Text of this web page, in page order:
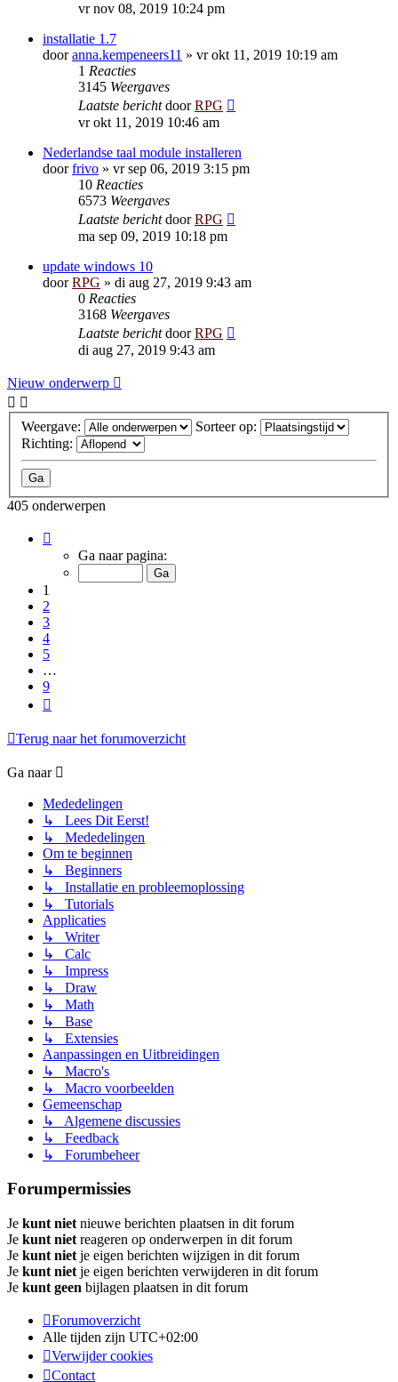
vr nov 08, 2019 10:24 pm
installatie 1.7
dooranna.kempeneers11 » vr okt 11, 2019 10:19 am
1 Reacties
3145 Weergaves
Laatste berichtdoorRPG
vr okt 11, 2019 10:46 am
Nederlandse taal module installeren
doorfrivo » vr sep 06, 2019 3:15 pm
10 Reacties
6573 Weergaves
Laatste berichtdoorRPG
ma sep 09, 2019 10:18 pm
update windows 10
doorRPG » di aug 27, 2019 9:43 am
0 Reacties
3168 Weergaves
Laatste berichtdoorRPG
di aug 27, 2019 9:43 am
Nieuw onderwerp
Weergave:
Sorteer op:
Richting:
405 onderwerpen
van
Ga naar pagina:
1
2
3
4
5
…
9
Terug naar het forumoverzicht
Ga naar
Mededelingen
↳ Lees Dit Eerst!
↳ Mededelingen
Om te beginnen
↳ Beginners
↳ Installatie en probleemoplossing
↳ Tutorials
Applicaties
↳ Writer
↳ Calc
↳ Impress
↳ Draw
↳ Math
↳ Base
↳ Extensies
Aanpassingen en Uitbreidingen
↳ Macro's
↳ Macro voorbeelden
Gemeenschap
↳ Algemene discussies
↳ Feedback
↳ Forumbeheer
Forumpermissies
Je kunt niet nieuwe berichten plaatsen in dit forum
Je kunt niet reageren op onderwerpen in dit forum
Je kunt niet je eigen berichten wijzigen in dit forum
Je kunt niet je eigen berichten verwijderen in dit forum
Je kunt geen bijlagen plaatsen in dit forum
Forumoverzicht
Alle tijden zijn UTC+02:00
Verwijder cookies
Contact